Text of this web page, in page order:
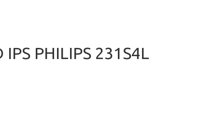
PHILIPS 231S4L